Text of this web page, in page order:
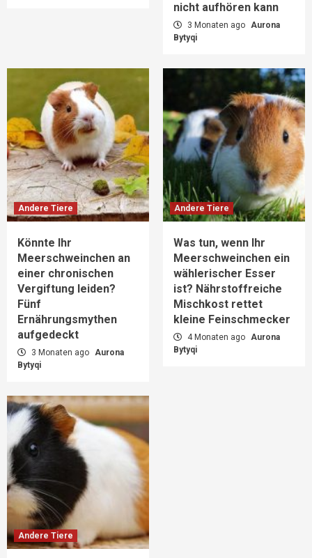
nicht aufhören kann
3 Monaten ago Aurona
Bytyqi
Andere Tiere
Könnte Ihr
Meerschweinchen an
einer chronischen
Vergiftung leiden?
Fünf
Ernährungsmythen
aufgedeckt
3 Monaten ago Aurona
Bytyqi
Andere Tiere
Was tun, wenn Ihr
Meerschweinchen ein
wählerischer Esser
ist? Nährstoffreiche
Mischkost rettet
kleine Feinschmecker
4 Monaten ago Aurona
Bytyqi
Andere Tiere